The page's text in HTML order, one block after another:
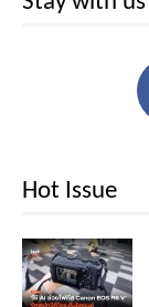
Hot Issue